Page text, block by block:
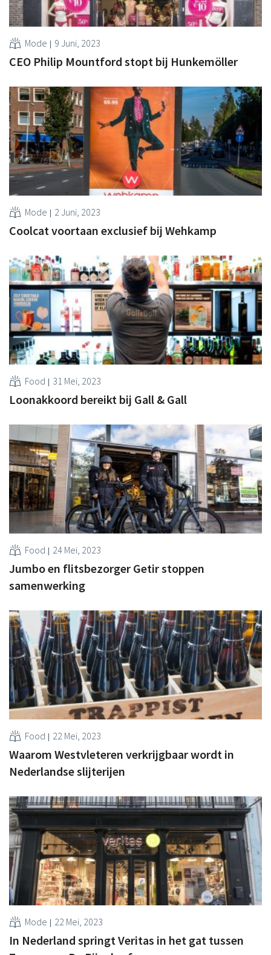
Mode 9 Juni, 2023
CEO Philip Mountford stopt bij Hunkemöller
Mode 2 Juni, 2023
Coolcat voortaan exclusief bij Wehkamp
Food 31 Mei, 2023
Loonakkoord bereikt bij Gall & Gall
Food 24 Mei, 2023
Jumbo en flitsbezorger Getir stoppen
samenwerking
Food 22 Mei, 2023
Waarom Westvleteren verkrijgbaar wordt in
Nederlandse slijterijen
Mode 22 Mei, 2023
In Nederland springt Veritas in het gat tussen